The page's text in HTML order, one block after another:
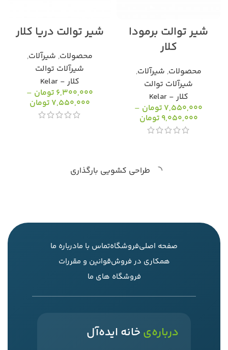
شیر توالت برمودا
کلار
محصولات, شیرآلات,
شیرآلات توالت
کلار - Kelar
7,550,000 تومان –
9,050,000 تومان
شیر توالت دریا کلار
محصولات, شیرآلات,
شیرآلات توالت
کلار - Kelar
6,300,000 تومان –
7,550,000 تومان
طراحی کشویی بارگذاری
صفحه اصلیفروشگاهتماس با مادرباره ما
همکاری در فروشقوانین و مقررات
فروشگاه های ما
درباره‌ی خانه ایده‌آل